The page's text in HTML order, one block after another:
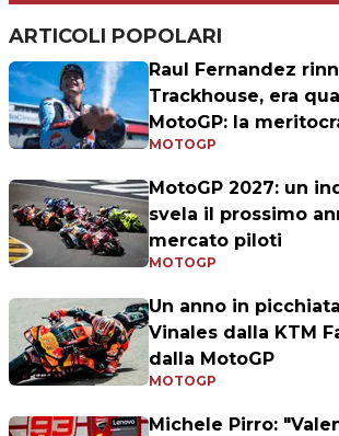
ARTICOLI POPOLARI
Raul Fernandez
Trackhouse, era
MotoGP: la
MOTOGP
MotoGP 2027: un
svela il prossimo
mercato piloti
MOTOGP
Un anno in
Vinales dalla KTM
dalla MotoGP
MOTOGP
Michele Pirro: